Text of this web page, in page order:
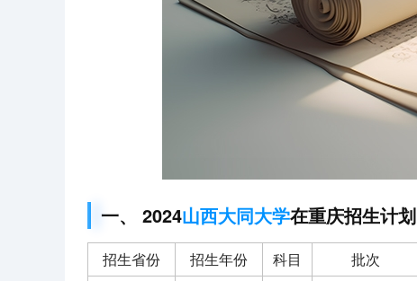
一、 2024山西大同大学在重庆招生计划
招生省份 招生年份 科目 批次